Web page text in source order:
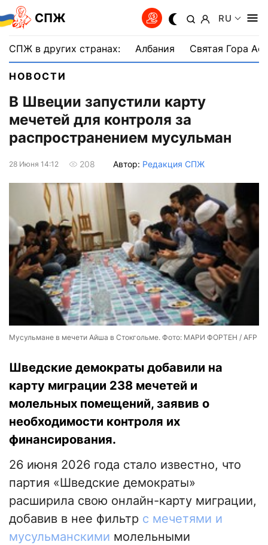
СПЖ RU
СПЖ в других странах: Албания Святая Гора
НОВОСТИ
В Швеции запустили карту
мечетей для контроля за
распространением мусульман
28 Июня 14:12 208 Автор: Редакция СПЖ
Мусульмане в мечети Айша в Стокгольме. Фото: МАРИ ФОРТЕН / AFP
Шведские демократы добавили на
карту миграции 238 мечетей и
молельных помещений, заявив о
необходимости контроля их
финансирования.
26 июня 2026 года стало известно, что
партия «Шведские демократы»
расширила свою онлайн-карту миграции,
добавив в нее фильтр с мечетями и
мусульманскими молельными